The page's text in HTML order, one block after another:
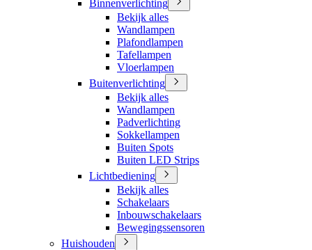
Binnenverlichting
Bekijk alles
Wandlampen
Plafondlampen
Tafellampen
Vloerlampen
Buitenverlichting
Bekijk alles
Wandlampen
Padverlichting
Sokkellampen
Buiten Spots
Buiten LED Strips
Lichtbediening
Bekijk alles
Schakelaars
Inbouwschakelaars
Bewegingssensoren
Huishouden